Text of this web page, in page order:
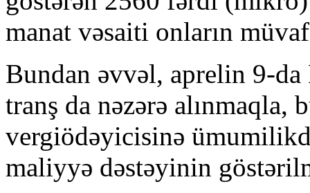
manat vəsaiti onların
Bundan əvvəl, aprelin 9-
tranş da nəzərə alınmaqla,
vergiödəyicisinə
maliyyə dəstəyinin